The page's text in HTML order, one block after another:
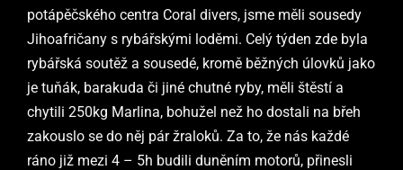
potápěčského centra Coral divers, jsme měli sousedy
Jihoafričany s rybářskými loděmi. Celý týden zde byla
rybářská soutěž a sousedé, kromě běžných úlovků jako
je tuňák, barakuda či jiné chutné ryby, měli štěstí a
chytili 250kg Marlina, bohužel než ho dostali na břeh
zakouslo se do něj pár žraloků. Za to, že nás každé
ráno již mezi 4 – 5h budili duněním motorů, přinesli